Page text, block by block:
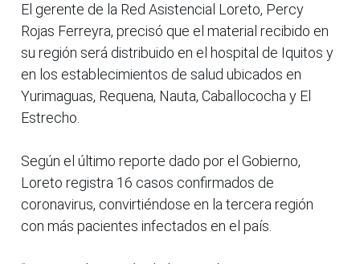
El gerente de la Red Asistencial Loreto, Percy
Rojas Ferreyra, precisó que el material recibido en
su región será distribuido en el hospital de Iquitos y
en los establecimientos de salud ubicados en
Yurimaguas, Requena, Nauta, Caballococha y El
Estrecho.
Según el último reporte dado por el Gobierno,
Loreto registra 16 casos confirmados de
coronavirus, convirtiéndose en la tercera región
con más pacientes infectados en el país.